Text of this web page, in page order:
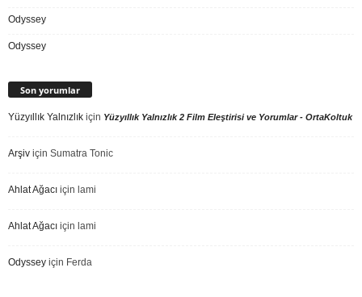
Odyssey
Odyssey
Son yorumlar
Yüzyıllık Yalnızlık için Yüzyıllık Yalnızlık 2 Film Eleştirisi ve Yorumlar - OrtaKoltuk
Arşiv için Sumatra Tonic
Ahlat Ağacı için lami
Ahlat Ağacı için lami
Odyssey için Ferda